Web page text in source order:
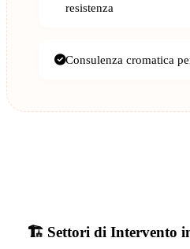
resistenza
Consulenza cromatica
🏗️ Settori di Intervento